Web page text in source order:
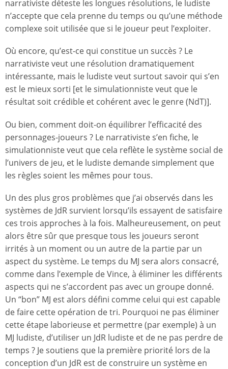
narrativiste déteste les longues résolutions, le ludiste
n’accepte que cela prenne du temps ou qu’une méthode
complexe soit utilisée que si le joueur peut l’exploiter.
Où encore, qu’est-ce qui constitue un succès ? Le
narrativiste veut une résolution dramatiquement
intéressante, mais le ludiste veut surtout savoir qui s’en
est le mieux sorti [et le simulationniste veut que le
résultat soit crédible et cohérent avec le genre (NdT)].
Ou bien, comment doit-on équilibrer l’efficacité des
personnages-joueurs ? Le narrativiste s’en fiche, le
simulationniste veut que cela reflète le système social de
l’univers de jeu, et le ludiste demande simplement que
les règles soient les mêmes pour tous.
Un des plus gros problèmes que j’ai observés dans les
systèmes de JdR survient lorsqu’ils essayent de satisfaire
ces trois approches à la fois. Malheureusement, on peut
alors être sûr que presque tous les joueurs seront
irrités à un moment ou un autre de la partie par un
aspect du système. Le temps du MJ sera alors consacré,
comme dans l’exemple de Vince, à éliminer les différents
aspects qui ne s’accordent pas avec un groupe donné.
Un “bon” MJ est alors défini comme celui qui est capable
de faire cette opération de tri. Pourquoi ne pas éliminer
cette étape laborieuse et permettre (par exemple) à un
MJ ludiste, d’utiliser un JdR ludiste et de ne pas perdre de
temps ? Je soutiens que la première priorité lors de la
conception d’un JdR est de construire un système en